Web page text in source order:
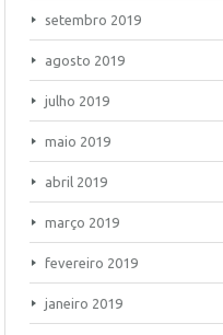
setembro 2019
agosto 2019
julho 2019
maio 2019
abril 2019
março 2019
fevereiro 2019
janeiro 2019